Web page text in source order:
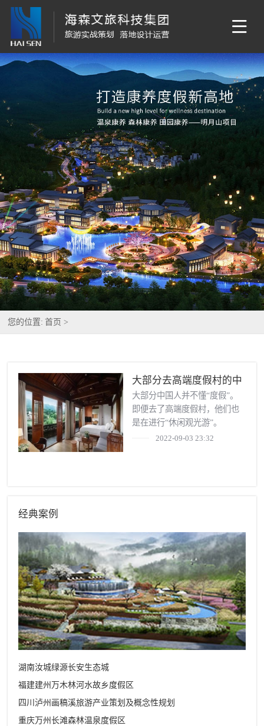
您的位置: 首页 >
大部分去高端度假村的中
国人，钱都浪费了!
大部分中国人并不懂“度假”。
即便去了高端度假村，他们也
是在进行“休闲观光游”。
2022-09-03 23:32
经典案例
湖南汝城绿源长安生态城
福建建州万木林河水故乡度假区
四川泸州画稿溪旅游产业策划及概念性规划
重庆万州长滩森林温泉度假区